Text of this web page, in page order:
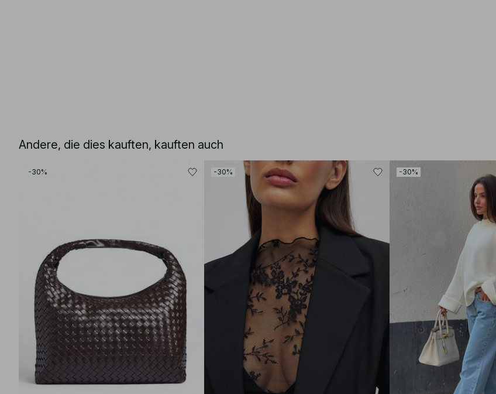
Andere, die dies kauften, kauften auch
-30% -30% -30%